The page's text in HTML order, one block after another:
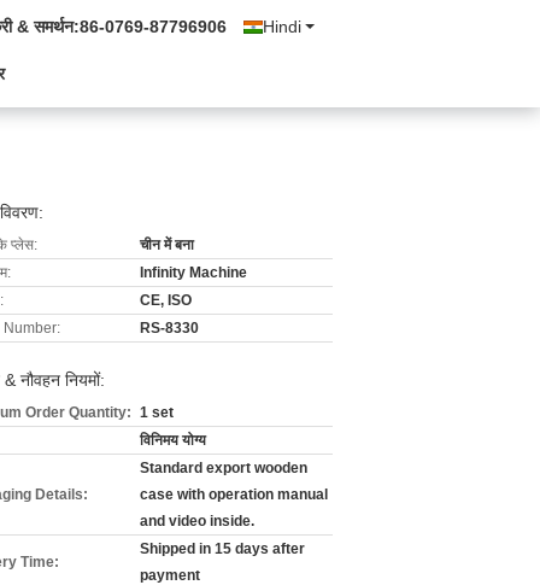
Hindi
& समर्थन:86-0769-87796906
के प्लेस:
चीन में बना
Infinity Machine
CE, ISO
Number:
RS-8330
नौवहन नियमों:
Order Quantity: 1 set
विनिमय योग्य
Details:
Standard export wooden
case with operation manual
and video inside.
Time:
Shipped in 15 days after
payment